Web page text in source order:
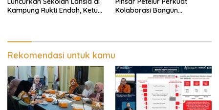
Kampung Rukti Endah, Ketua
Kolaborasi Bangun
Rekomendasi untuk kamu